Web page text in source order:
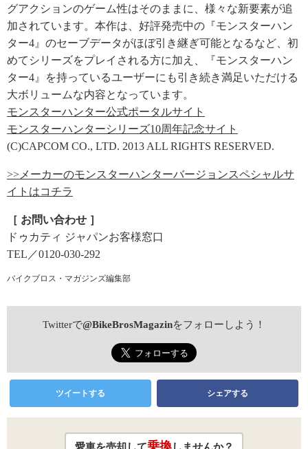
グアクションのゲーム性はそのままに、様々な新要素が追
加されています。本作は、好評発売中の『モンスターハン
ター4』のセーブデータがほぼ引き継ぎ可能となるなど、初
めてシリーズをプレイされる方に加え、『モンスターハン
ター4』を持っているユーザーにも引き続き満足いただける
大ボリュームな内容となっています。
モンスターハンター公式ポータルサイト
モンスターハンターシリーズ10周年記念サイト
(C)CAPCOM CO., LTD. 2013 ALL RIGHTS RESERVED.
>>メーカーのモンスターハンターバージョンスペシャルサ
イトはコチラ
［ お問い合わせ ］
ドゥカティ ジャパンお客様窓口
TEL／0120-030-292
バイクブロス・マガジンズ編集部
Twitterで@BikeBrosMagazinをフォローしよう！
ツイートする シェアする
愛車を売却して乗換しませんか？